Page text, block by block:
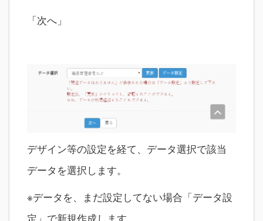
「次へ」
デザイン等の設定を経て、データ選択で該当
データを選択します。
※データを、まだ設定してない場合「データ設